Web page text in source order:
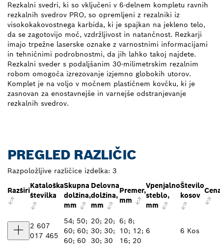
Rezkalni svedri, ki so vključeni v 6-delnem kompletu ravnih
rezkalnih svedrov PRO, so opremljeni z rezalniki iz
visokokakovostnega karbida, ki je spajkan na jekleno telo,
da se zagotovijo moč, vzdržljivost in natančnost. Rezkarji
imajo trpežne laserske oznake z varnostnimi informacijami
in tehničnimi podrobnostmi, da jih lahko takoj najdete.
Rezkalni sveder s podaljšanim 30-milimetrskim rezalnim
robom omogoča izrezovanje izjemno globokih utorov.
Komplet je na voljo v močnem plastičnem kovčku, ki je
zasnovan za enostavnejše in varnejše odstranjevanje
rezkalnih svedrov.
PREGLED RAZLIČIC
Razpoložljive različice izdelka: 3
Razširi
Kataloška
številka
Skupna
dolžina,
mm
Delovna
dolžina,
mm
Premer,
mm
Vpenjalno
steblo,
mm
Število
kosov
2 607
017 465
54; 50;
60; 60;
60; 60
20; 20;
30; 30;
30; 30
6; 8;
10; 12;
16; 20
6 6 Kos